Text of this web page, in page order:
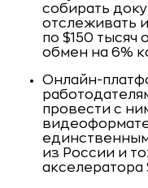
собирать
отслеживать
по $150 тысяч
обмен на 6%
Онлайн-
провести с
из России и
акселератора